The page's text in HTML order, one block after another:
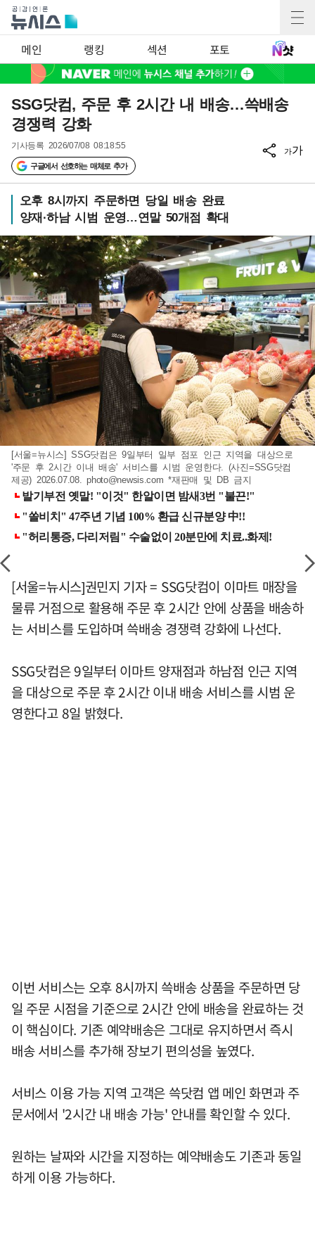
메인 랭킹 섹션 포토
SSG닷컴, 주문 후 2시간 내 배송…쓱배송
경쟁력 강화
기사등록 2026/07/08 08:18:55
구글에서 선호하는 매체로 추가
가가
오후 8시까지 주문하면 당일 배송 완료
양재·하남 시범 운영…연말 50개점 확대
[서울=뉴시스] SSG닷컴은 9일부터 일부 점포 인근 지역을 대상으로
'주문 후 2시간 이내 배송' 서비스를 시범 운영한다. (사진=SSG닷컴
제공) 2026.07.08.photo@newsis.com *재판매 및 DB 금지
[서울=뉴시스]권민지 기자 = SSG닷컴이 이마트 매장을
물류 거점으로 활용해 주문 후 2시간 안에 상품을 배송하
는 서비스를 도입하며 쓱배송 경쟁력 강화에 나선다.
SSG닷컴은 9일부터 이마트 양재점과 하남점 인근 지역
을 대상으로 주문 후 2시간 이내 배송 서비스를 시범 운
영한다고 8일 밝혔다.
이번 서비스는 오후 8시까지 쓱배송 상품을 주문하면 당
일 주문 시점을 기준으로 2시간 안에 배송을 완료하는 것
이 핵심이다. 기존 예약배송은 그대로 유지하면서 즉시
배송 서비스를 추가해 장보기 편의성을 높였다.
서비스 이용 가능 지역 고객은 쓱닷컴 앱 메인 화면과 주
문서에서 '2시간 내 배송 가능' 안내를 확인할 수 있다.
원하는 날짜와 시간을 지정하는 예약배송도 기존과 동일
하게 이용 가능하다.